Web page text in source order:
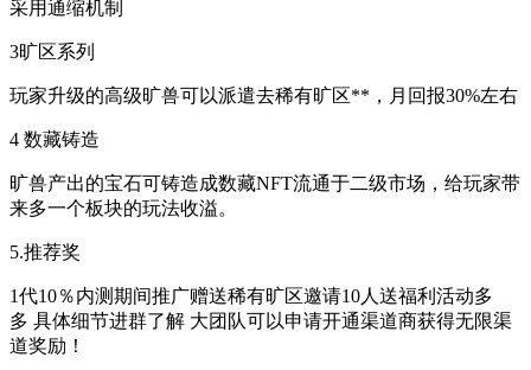
采用通缩机制
3旷区系列
玩家升级的高级旷兽可以派遣去稀有旷区**，月回报30%左右
4 数藏铸造
旷兽产出的宝石可铸造成数藏NFT流通于二级市场，给玩家带
来多一个板块的玩法收溢。
5.推荐奖
1代10％内测期间推广赠送稀有旷区邀请10人送福利活动多
多 具体细节进群了解 大团队可以申请开通渠道商获得无限渠
道奖励！